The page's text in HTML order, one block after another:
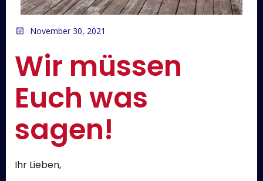
November 30, 2021
Wir müssen
Euch was
sagen!
Ihr Lieben,